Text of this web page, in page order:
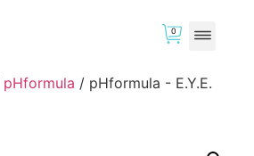
0
pHformula / pHformula - E.Y.E.